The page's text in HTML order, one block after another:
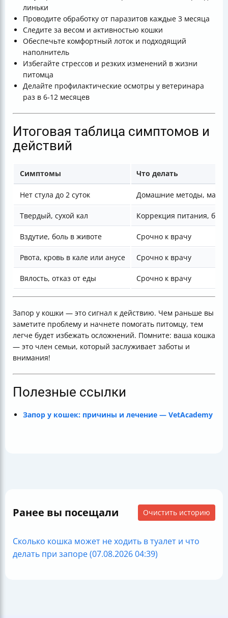
линьки
Проводите обработку от паразитов каждые 3 месяца
Следите за весом и активностью кошки
Обеспечьте комфортный лоток и подходящий
наполнитель
Избегайте стрессов и резких изменений в жизни
питомца
Делайте профилактические осмотры у ветеринара
раз в 6-12 месяцев
Итоговая таблица симптомов и
действий
Симптомы Что делать
Нет стула до 2 суток Домашние методы,
Твердый, сухой кал Коррекция питания,
Вздутие, боль в животе Срочно к врачу
Рвота, кровь в кале или анусе Срочно к врачу
Вялость, отказ от еды Срочно к врачу
Запор у кошки — это сигнал к действию. Чем раньше вы
заметите проблему и начнете помогать питомцу, тем
легче будет избежать осложнений. Помните: ваша кошка
— это член семьи, который заслуживает заботы и
внимания!
Полезные ссылки
Запор у кошек: причины и лечение — VetAcademy
Ранее вы посещали Очистить историю
Сколько кошка может не ходить в туалет и что
делать при запоре (07.08.2026 04:39)